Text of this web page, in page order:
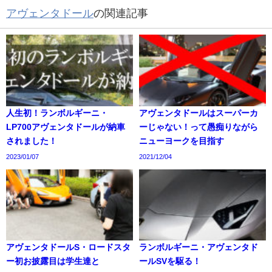
アヴェンタドールの関連記事
人生初！ランボルギーニ・
LP700アヴェンタドールが納車
されました！
2023/01/07
アヴェンタドールはスーパーカ
ーじゃない！って愚痴りながら
ニューヨークを目指す
2021/12/04
アヴェンタドールS・ロードスタ
ー初お披露目は学生達と
ランボルギーニ・アヴェンタド
ールSVを駆る！